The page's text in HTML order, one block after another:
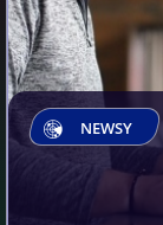
NEWSY